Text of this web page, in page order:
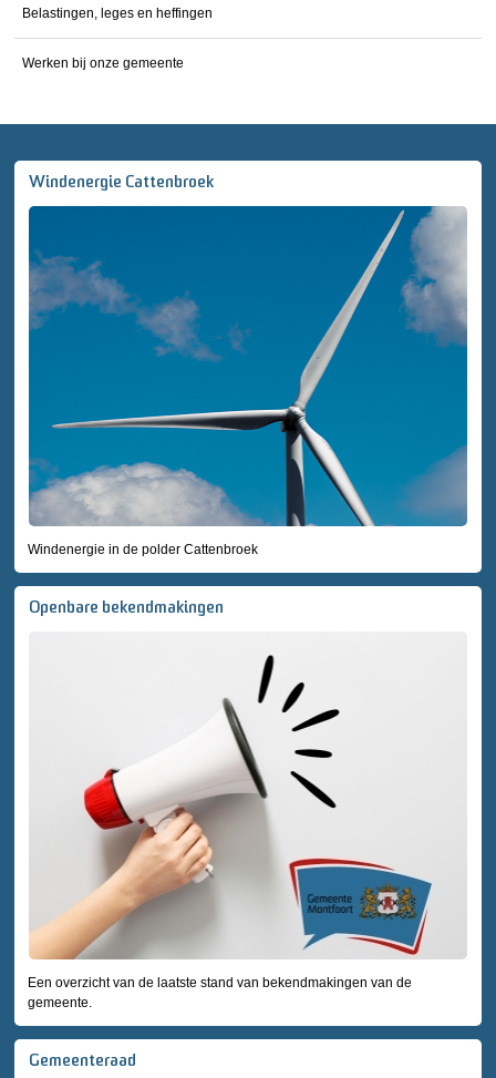
Belastingen, leges en heffingen
Werken bij onze gemeente
Windenergie Cattenbroek
Windenergie in de polder Cattenbroek
Openbare bekendmakingen
Een overzicht van de laatste stand van bekendmakingen van de
gemeente.
Gemeenteraad